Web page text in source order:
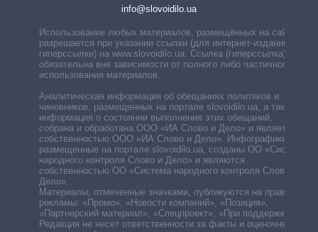
info@slovoidilo.ua
Использование любых материалов, размещённых на сайте,
разрешается при указании ссылки (для интернет-изданий —
гиперссылки) на www.slovoidilo.ua. Ссылка (гиперссылка)
обязательна вне зависимости от полного либо частичного
использования материалов.
Аналитическая информация об обещаниях политиков и
чиновников, размещенных на портале slovoidilo.ua, а также
информация о состоянии выполнения этих обещаний,
собрана и обработана ООО «ИА Слово и Дело» и является
собственностью ООО «ИА Слово и Дело». Инфографики,
размещенные на портале slovoidilo.ua, созданы ОО «Система
народного контроля Слово и Дело» и являются
собственностью ОО «Система народного контроля Слово и
Дело».
Материалы, отмеченные значками, публикуются на правах
рекламы: «Промо», «Новости компаний», «Позиция»,
«Партнерский материал», «Спецпроект», «При поддержке».
Редакция не несет ответственности за факты и оценочные